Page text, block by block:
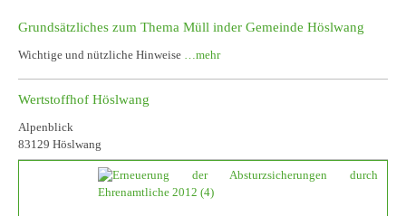
Grundsätzliches zum Thema Müll inder Gemeinde Höslwang
Wichtige und nützliche Hinweise …mehr
Wertstoffhof Höslwang
Alpenblick
83129 Höslwang